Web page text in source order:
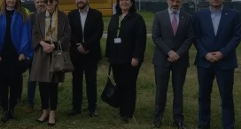
основната функционалност на
може да се използва правилно без строго
/
Валиден
до
Описание
7 дни
Тази бисквитка се
на потребителя за